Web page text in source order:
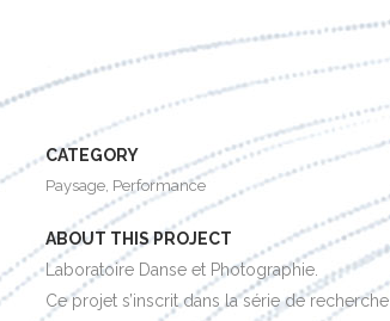
CATEGORY
Paysage, Performance
ABOUT THIS PROJECT
Laboratoire Danse et Photographie.
Ce projet s’inscrit dans la série de recherche